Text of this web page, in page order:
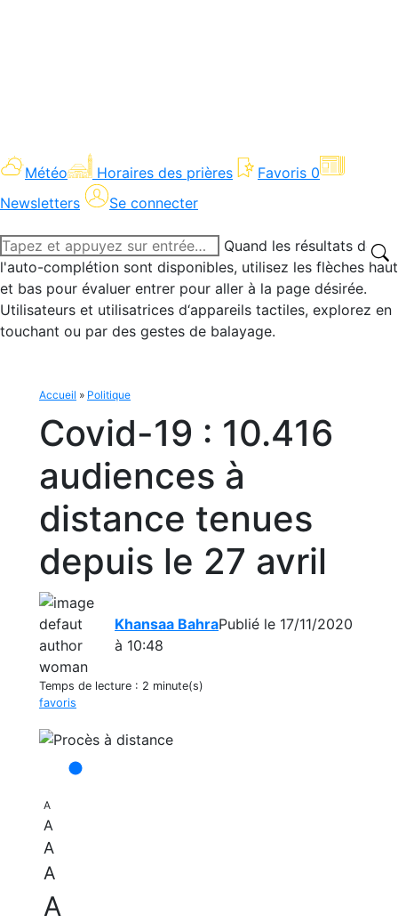
Météo Horaires des prières Favoris 0
Newsletters
Se connecter
Recherche
:
Quand les résultats de
l'auto-complétion sont disponibles, utilisez les flèches haut
et bas pour évaluer entrer pour aller à la page désirée.
Utilisateurs et utilisatrices d‘appareils tactiles, explorez en
touchant ou par des gestes de balayage.
Accueil » Politique
Covid-19 : 10.416
audiences à
distance tenues
depuis le 27 avril
Khansaa BahraPublié le 17/11/2020
à 10:48
Temps de lecture : 2 minute(s)
favoris
A
A
A
A
A